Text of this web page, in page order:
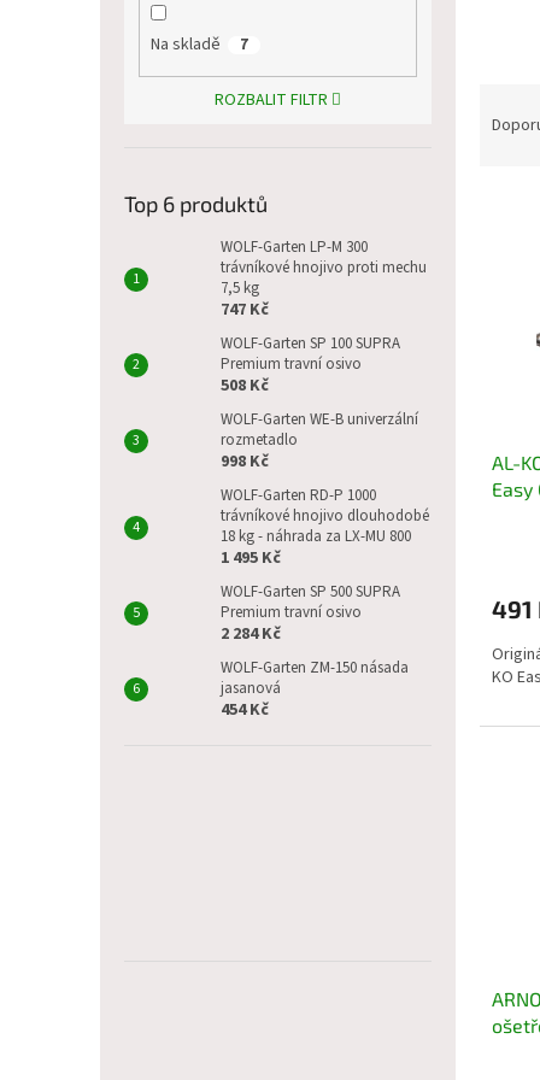
Na skladě 7
ROZBALIT FILTR
Top 6 produktů
WOLF-Garten LP-M 300
trávníkové hnojivo proti mechu
7,5 kg
747 Kč
WOLF-Garten SP 100 SUPRA
Premium travní osivo
508 Kč
WOLF-Garten WE-B univerzální
rozmetadlo
998 Kč
WOLF-Garten RD-P 1000
trávníkové hnojivo dlouhodobé
18 kg - náhrada za LX-MU 800
1 495 Kč
WOLF-Garten SP 500 SUPRA
Premium travní osivo
2 284 Kč
WOLF-Garten ZM-150 násada
jasanová
454 Kč
AL-
Easy
491
KO